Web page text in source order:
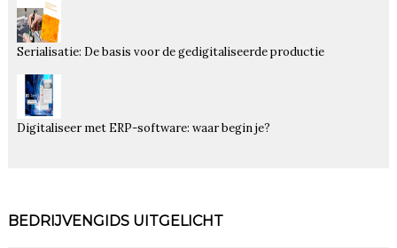
Serialisatie: De basis voor de gedigitaliseerde productie
Digitaliseer met ERP-software: waar begin je?
BEDRIJVENGIDS UITGELICHT